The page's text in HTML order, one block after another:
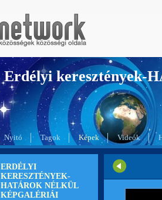
Erdélyi keresztények-
Nyitó Tagok Képek Videók
ERDÉLYI
KERESZTÉNYEK-
HATÁROK NÉLKÜL
KÉPGALÉRIÁI